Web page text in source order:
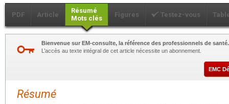
PDF Article
Résumé
Mots clés
Figures Testez-vous
Bienvenue sur EM-consulte, la référence des professionnels de santé.
L’accès au texte intégral de cet article nécessite un abonnement.
EMC
Résumé